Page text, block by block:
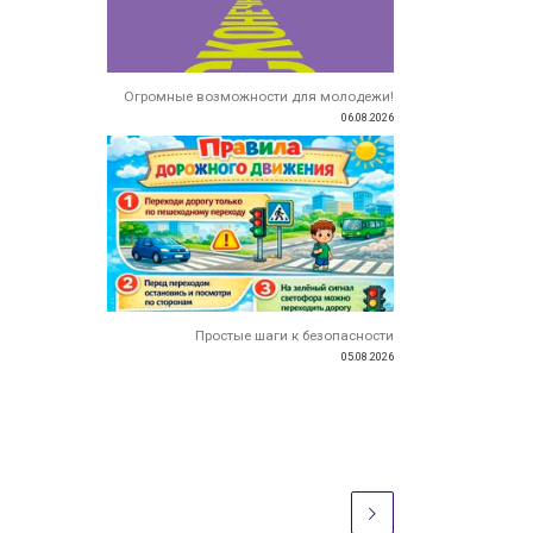
Огромные возможности для молодежи!
06.08.2026
Простые шаги к безопасности
05.08.2026